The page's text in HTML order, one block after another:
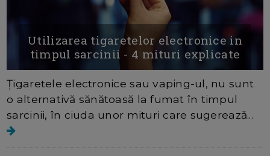
Utilizarea tigaretelor electronice in
timpul sarcinii - 4 mituri explicate
Ţigaretele electronice sau vaping-ul, nu sunt
o alternativă sănătoasă la fumat în timpul
sarcinii, în ciuda unor mituri care sugerează...